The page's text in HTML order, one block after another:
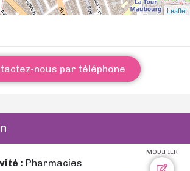
Leaflet
nous par téléphone
MODIFIER
: Pharmacies